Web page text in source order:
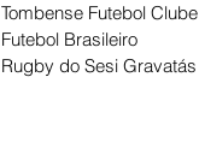
Tombense Futebol Clube
Futebol Brasileiro
Rugby do Sesi Gravatás